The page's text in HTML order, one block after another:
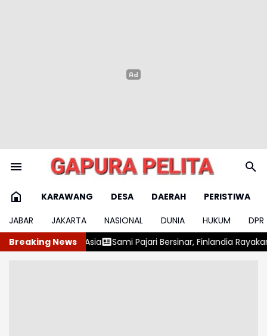
KARAWANG DESA DAERAH
PERISTIWA
JABAR
JAKARTA NASIONAL DUNIA HUKUM
DPR
Breaking News
Pajari Bersinar, Finlandia Rayakan Juara Bersejarah Harga